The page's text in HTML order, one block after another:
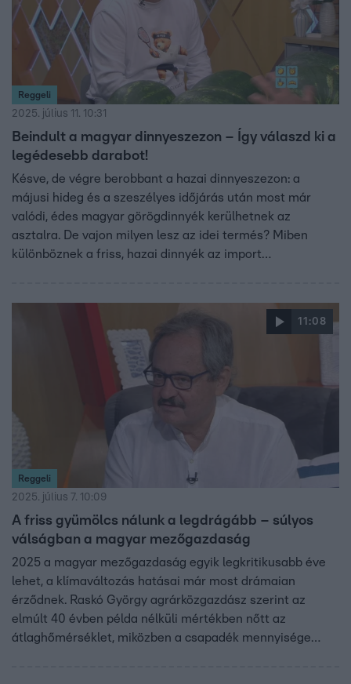
Reggeli
2025. július 11. 10:31
Beindult a magyar dinnyeszezon – Így válaszd ki a
legédesebb darabot!
Késve, de végre berobbant a hazai dinnyeszezon: a
májusi hideg és a szeszélyes időjárás után most már
valódi, édes magyar görögdinnyék kerülhetnek az
asztalra. De vajon milyen lesz az idei termés? Miben
különböznek a friss, hazai dinnyék az import
azt is elárulta, mit jelent az, hogy egy dinnye „tökre
11:08
Reggeli
2025. július 7. 10:09
A friss gyümölcs nálunk a legdrágább – súlyos
válságban a magyar mezőgazdaság
2025 a magyar mezőgazdaság egyik legkritikusabb éve
lehet, a klímaváltozás hatásai már most drámaian
érződnek. Raskó György agrárközgazdász szerint az
elmúlt 40 évben példa nélküli mértékben nőtt az
átlaghőmérséklet, miközben a csapadék mennyisége